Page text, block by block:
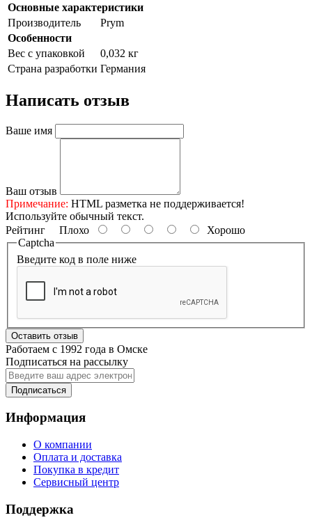
Основные характеристики
Производитель
Prym
Особенности
Вес с упаковкой
0,032 кг
Страна разработки Германия
Написать отзыв
Ваше имя
Ваш отзыв
Примечание: HTML разметка не поддерживается!
Используйте обычный текст.
Рейтинг Плохо
Хорошо
Captcha
Введите код в поле ниже
Оставить отзыв
Работаем с 1992 года в Омске
Подписаться на рассылку
Подписаться
Информация
О компании
Оплата и доставка
Покупка в кредит
Сервисный центр
Поддержка